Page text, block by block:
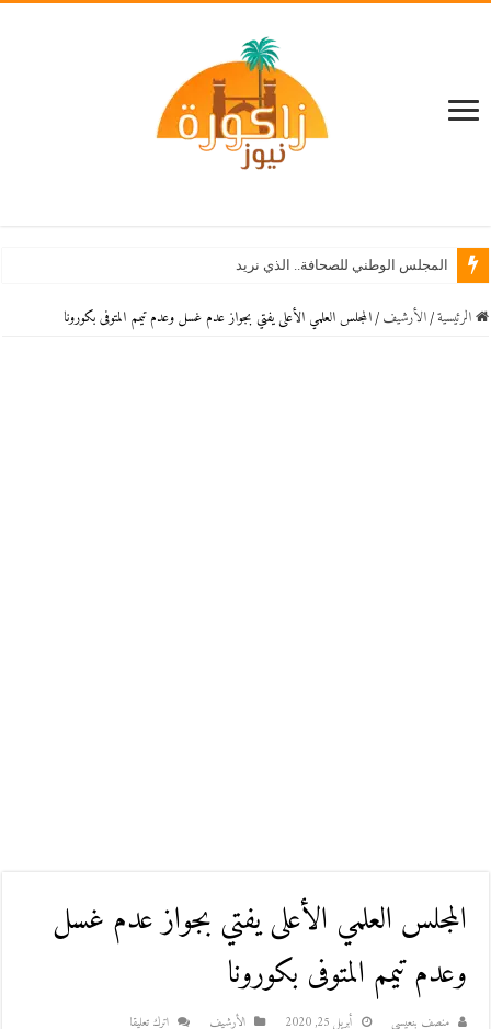
المجلس الوطني للصحافة.. الذي نريد
الرئيسية / اﻷرشيف / المجلس العلمي الأعلى يفتي بجواز عدم غسل وعدم تيمم المتوفى بكورونا
المجلس العلمي الأعلى يفتي بجواز عدم غسل
وعدم تيمم المتوفى بكورونا
منصف بنعيسي أبريل 25, 2020 اﻷرشيف اترك تعليقا